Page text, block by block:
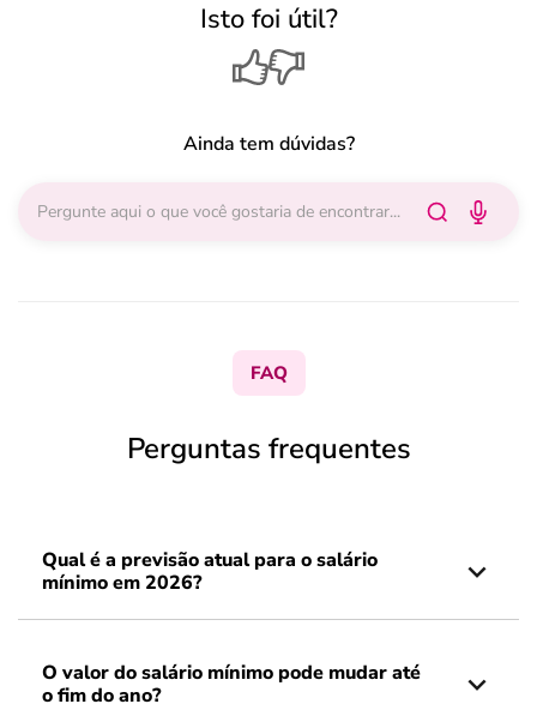
Isto foi útil?
Ainda tem dúvidas?
FAQ
Perguntas frequentes
Qual é a previsão atual para o salário
mínimo em 2026?
O valor do salário mínimo pode mudar até
o fim do ano?